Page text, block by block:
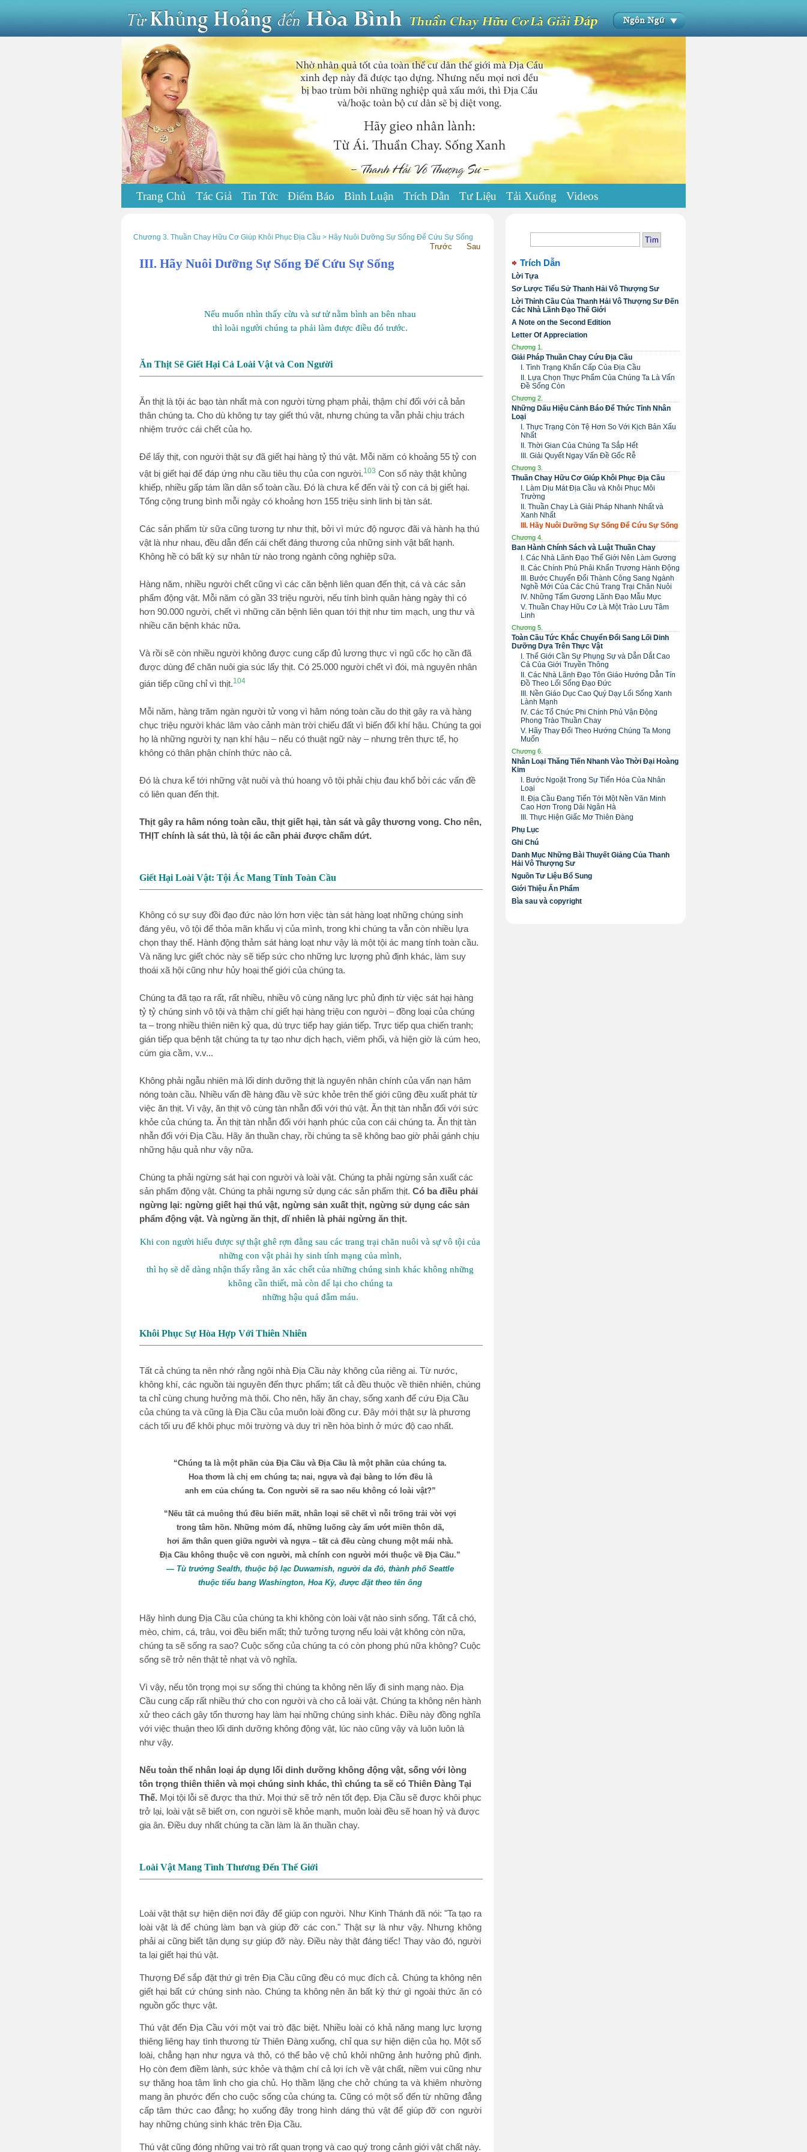
Trang Chủ Tác Giả Tin Tức Điểm Báo Bình Luận Trích Dẫn Tư Liệu Tải Xuống Videos
Chương 3. Thuần Chay Hữu Cơ Giúp Khôi Phục Địa Cầu > Hãy Nuôi Dưỡng Sự Sống Để Cứu Sự Sống
Trước Sau
III. Hãy Nuôi Dưỡng Sự Sống Để Cứu Sự Sống
Nếu muốn nhìn thấy cừu và sư tử nằm bình an bên nhau
thì loài người chúng ta phải làm được điều đó trước.
Ăn Thịt Sẽ Giết Hại Cả Loài Vật và Con Người
Ăn thịt là tội ác bạo tàn nhất mà con người từng phạm phải, thậm chí đối với cả bản
thân chúng ta. Cho dù không tự tay giết thú vật, nhưng chúng ta vẫn phải chịu trách
nhiệm trước cái chết của họ.
Để lấy thịt, con người thật sự đã giết hại hàng tỷ thú vật. Mỗi năm có khoảng 55 tỷ con
vật bị giết hại để đáp ứng nhu cầu tiêu thụ của con người.103 Con số này thật khủng
khiếp, nhiều gấp tám lần dân số toàn cầu. Đó là chưa kể đến vài tỷ con cá bị giết hại.
Tổng cộng trung bình mỗi ngày có khoảng hơn 155 triệu sinh linh bị tàn sát.
Các sản phẩm từ sữa cũng tương tự như thịt, bởi vì mức độ ngược đãi và hành hạ thú
vật là như nhau, đều dẫn đến cái chết đáng thương của những sinh vật bất hạnh.
Không hề có bất kỳ sự nhân từ nào trong ngành công nghiệp sữa.
Hàng năm, nhiều người chết cũng vì các căn bệnh liên quan đến thịt, cá và các sản
phẩm động vật. Mỗi năm có gần 33 triệu người, nếu tính bình quân hàng ngày thì có
hơn 90.000 người, chết vì những căn bệnh liên quan tới thịt như tim mạch, ung thư và
nhiều căn bệnh khác nữa.
Và rồi sẽ còn nhiều người không được cung cấp đủ lương thực vì ngũ cốc họ cần đã
được dùng để chăn nuôi gia súc lấy thịt. Có 25.000 người chết vì đói, mà nguyên nhân
gián tiếp cũng chỉ vì thịt.104
Mỗi năm, hàng trăm ngàn người tử vong vì hâm nóng toàn cầu do thịt gây ra và hàng
chục triệu người khác lâm vào cảnh màn trời chiếu đất vì biến đổi khí hậu. Chúng ta gọi
họ là những người tỵ nạn khí hậu – nếu có thuật ngữ này – nhưng trên thực tế, họ
không có thân phận chính thức nào cả.
Đó là chưa kể tới những vật nuôi và thú hoang vô tội phải chịu đau khổ bởi các vấn đề
có liên quan đến thịt.
Thịt gây ra hâm nóng toàn cầu, thịt giết hại, tàn sát và gây thương vong. Cho nên,
THỊT chính là sát thủ, là tội ác cần phải được chấm dứt.
Giết Hại Loài Vật: Tội Ác Mang Tính Toàn Cầu
Không có sự suy đồi đạo đức nào lớn hơn việc tàn sát hàng loạt những chúng sinh
đáng yêu, vô tội để thỏa mãn khẩu vị của mình, trong khi chúng ta vẫn còn nhiều lựa
chọn thay thế. Hành động thảm sát hàng loạt như vậy là một tội ác mang tính toàn cầu.
Và năng lực giết chóc này sẽ tiếp sức cho những lực lượng phủ định khác, làm suy
thoái xã hội cũng như hủy hoại thế giới của chúng ta.
Chúng ta đã tạo ra rất, rất nhiều, nhiều vô cùng năng lực phủ định từ việc sát hại hàng
tỷ tỷ chúng sinh vô tội và thậm chí giết hại hàng triệu con người – đồng loại của chúng
ta – trong nhiều thiên niên kỷ qua, dù trực tiếp hay gián tiếp. Trực tiếp qua chiến tranh;
gián tiếp qua bệnh tật chúng ta tự tạo như dịch hạch, viêm phổi, và hiện giờ là cúm heo,
cúm gia cầm, v.v...
Không phải ngẫu nhiên mà lối dinh dưỡng thịt là nguyên nhân chính của vấn nạn hâm
nóng toàn cầu. Nhiều vấn đề hàng đầu về sức khỏe trên thế giới cũng đều xuất phát từ
việc ăn thịt. Vì vậy, ăn thịt vô cùng tàn nhẫn đối với thú vật. Ăn thịt tàn nhẫn đối với sức
khỏe của chúng ta. Ăn thịt tàn nhẫn đối với hạnh phúc của con cái chúng ta. Ăn thịt tàn
nhẫn đối với Địa Cầu. Hãy ăn thuần chay, rồi chúng ta sẽ không bao giờ phải gánh chịu
những hậu quả như vậy nữa.
Chúng ta phải ngừng sát hại con người và loài vật. Chúng ta phải ngừng sản xuất các
sản phẩm động vật. Chúng ta phải ngưng sử dụng các sản phẩm thịt. Có ba điều phải
ngừng lại: ngừng giết hại thú vật, ngừng sản xuất thịt, ngừng sử dụng các sản
phẩm động vật. Và ngừng ăn thịt, dĩ nhiên là phải ngừng ăn thịt.
Khi con người hiểu được sự thật ghê rợn đằng sau các trang trại chăn nuôi và sự vô tội của
những con vật phải hy sinh tính mạng của mình,
thì họ sẽ dễ dàng nhận thấy rằng ăn xác chết của những chúng sinh khác không những
không cần thiết, mà còn để lại cho chúng ta
những hậu quả đẫm máu.
Khôi Phục Sự Hòa Hợp Với Thiên Nhiên
Tất cả chúng ta nên nhớ rằng ngôi nhà Địa Cầu này không của riêng ai. Từ nước,
không khí, các nguồn tài nguyên đến thực phẩm; tất cả đều thuộc về thiên nhiên, chúng
ta chỉ cùng chung hưởng mà thôi. Cho nên, hãy ăn chay, sống xanh để cứu Địa Cầu
của chúng ta và cũng là Địa Cầu của muôn loài đồng cư. Đây mới thật sự là phương
cách tối ưu để khôi phục môi trường và duy trì nền hòa bình ở mức độ cao nhất.
“Chúng ta là một phần của Địa Cầu và Địa Cầu là một phần của chúng ta.
Hoa thơm là chị em chúng ta; nai, ngựa và đại bàng to lớn đều là
anh em của chúng ta. Con người sẽ ra sao nếu không có loài vật?”
“Nếu tất cả muông thú đều biến mất, nhân loại sẽ chết vì nỗi trống trải vời vợi
trong tâm hồn. Những mỏm đá, những luống cày ẩm ướt miền thôn dã,
hơi ấm thân quen giữa người và ngựa – tất cả đều cùng chung một mái nhà.
Địa Cầu không thuộc về con người, mà chính con người mới thuộc về Địa Cầu.”
— Tù trưởng Sealth, thuộc bộ lạc Duwamish, người da đỏ, thành phố Seattle
thuộc tiểu bang Washington, Hoa Kỳ, được đặt theo tên ông
Hãy hình dung Địa Cầu của chúng ta khi không còn loài vật nào sinh sống. Tất cả chó,
mèo, chim, cá, trâu, voi đều biến mất; thử tưởng tượng nếu loài vật không còn nữa,
chúng ta sẽ sống ra sao? Cuộc sống của chúng ta có còn phong phú nữa không? Cuộc
sống sẽ trở nên thật tẻ nhạt và vô nghĩa.
Vì vậy, nếu tôn trọng mọi sự sống thì chúng ta không nên lấy đi sinh mạng nào. Địa
Cầu cung cấp rất nhiều thứ cho con người và cho cả loài vật. Chúng ta không nên hành
xử theo cách gây tổn thương hay làm hại những chúng sinh khác. Điều này đồng nghĩa
với việc thuận theo lối dinh dưỡng không động vật, lúc nào cũng vậy và luôn luôn là
như vậy.
Nếu toàn thể nhân loại áp dụng lối dinh dưỡng không động vật, sống với lòng
tôn trọng thiên thiên và mọi chúng sinh khác, thì chúng ta sẽ có Thiên Đàng Tại
Thế.Mọi tội lỗi sẽ được tha thứ. Mọi thứ sẽ trở nên tốt đẹp. Địa Cầu sẽ được khôi phục
trở lại, loài vật sẽ biết ơn, con người sẽ khỏe mạnh, muôn loài đều sẽ hoan hỷ và được
gia ân. Điều duy nhất chúng ta cần làm là ăn thuần chay.
Loài Vật Mang Tình Thương Đến Thế Giới
Loài vật thật sự hiện diện nơi đây để giúp con người. Như Kinh Thánh đã nói: "Ta tạo ra
loài vật là để chúng làm bạn và giúp đỡ các con." Thật sự là như vậy. Nhưng không
phải ai cũng biết tận dụng sự giúp đỡ này. Điều này thật đáng tiếc! Thay vào đó, người
ta lại giết hại thú vật.
Thượng Đế sắp đặt thứ gì trên Địa Cầu cũng đều có mục đích cả. Chúng ta không nên
giết hại bất cứ chúng sinh nào. Chúng ta không nên ăn bất kỳ thứ gì ngoài thức ăn có
nguồn gốc thực vật.
Thú vật đến Địa Cầu với một vai trò đặc biệt. Nhiều loài có khả năng mang lực lượng
thiêng liêng hay tình thương từ Thiên Đàng xuống, chỉ qua sự hiện diện của họ. Một số
loài, chẳng hạn như ngựa và thỏ, có thể bảo vệ chủ khỏi những ảnh hưởng phủ định.
Họ còn đem điềm lành, sức khỏe và thậm chí cả lợi ích về vật chất, niềm vui cũng như
sự thăng hoa tâm linh cho gia chủ. Họ thầm lặng che chở chúng ta và khiêm nhường
mang ân phước đến cho cuộc sống của chúng ta. Cũng có một số đến từ những đẳng
cấp tâm thức cao đẳng; họ xuống đây trong hình dáng thú vật để giúp đỡ con người
hay những chúng sinh khác trên Địa Cầu.
Thú vật cũng đóng những vai trò rất quan trọng và cao quý trong cảnh giới vật chất này.
Trích Dẫn
Lời Tựa
Sơ Lược Tiểu Sử Thanh Hải Vô Thượng Sư
Lời Thỉnh Cầu Của Thanh Hải Vô Thượng Sư Đến
Các Nhà Lãnh Đạo Thế Giới
A Note on the Second Edition
Letter Of Appreciation
Chương 1.
Giải Pháp Thuần Chay Cứu Địa Cầu
I. Tình Trạng Khẩn Cấp Của Địa Cầu
II. Lựa Chọn Thực Phẩm Của Chúng Ta Là Vấn
Đề Sống Còn
Chương 2.
Những Dấu Hiệu Cảnh Báo Để Thức Tỉnh Nhân
Loại
I. Thực Trạng Còn Tệ Hơn So Với Kịch Bản Xấu
Nhất
II. Thời Gian Của Chúng Ta Sắp Hết
III. Giải Quyết Ngay Vấn Đề Gốc Rễ
Chương 3.
Thuần Chay Hữu Cơ Giúp Khôi Phục Địa Cầu
I. Làm Dịu Mát Địa Cầu và Khôi Phục Môi
Trường
II. Thuần Chay Là Giải Pháp Nhanh Nhất và
Xanh Nhất
III. Hãy Nuôi Dưỡng Sự Sống Để Cứu Sự Sống
Chương 4.
Ban Hành Chính Sách và Luật Thuần Chay
I. Các Nhà Lãnh Đạo Thế Giới Nên Làm Gương
II. Các Chính Phủ Phải Khẩn Trương Hành Động
III. Bước Chuyển Đổi Thành Công Sang Ngành
Nghề Mới Của Các Chủ Trang Trại Chăn Nuôi
IV. Những Tấm Gương Lãnh Đạo Mẫu Mực
V. Thuần Chay Hữu Cơ Là Một Trào Lưu Tâm
Linh
Chương 5.
Toàn Cầu Tức Khắc Chuyển Đổi Sang Lối Dinh
Dưỡng Dựa Trên Thực Vật
I. Thế Giới Cần Sự Phụng Sự và Dẫn Dắt Cao
Cả Của Giới Truyền Thông
II. Các Nhà Lãnh Đạo Tôn Giáo Hướng Dẫn Tín
Đồ Theo Lối Sống Đạo Đức
III. Nền Giáo Dục Cao Quý Dạy Lối Sống Xanh
Lành Mạnh
IV. Các Tổ Chức Phi Chính Phủ Vận Động
Phong Trào Thuần Chay
V. Hãy Thay Đổi Theo Hướng Chúng Ta Mong
Muốn
Chương 6.
Nhân Loại Thăng Tiến Nhanh Vào Thời Đại Hoàng
Kim
I. Bước Ngoặt Trong Sự Tiến Hóa Của Nhân
Loại
II. Địa Cầu Đang Tiến Tới Một Nền Văn Minh
Cao Hơn Trong Dải Ngân Hà
III. Thực Hiện Giấc Mơ Thiên Đàng
Phụ Lục
Ghi Chú
Danh Mục Những Bài Thuyết Giảng Của Thanh
Hải Vô Thượng Sư
Nguồn Tư Liệu Bổ Sung
Giới Thiệu Ấn Phẩm
Bìa sau và copyright